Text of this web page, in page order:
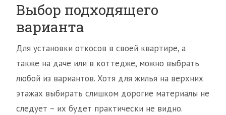
Выбор подходящего
варианта
Для установки откосов в своей квартире, а
также на даче или в коттедже, можно выбрать
любой из вариантов. Хотя для жилья на верхних
этажах выбирать слишком дорогие материалы не
следует – их будет практически не видно.